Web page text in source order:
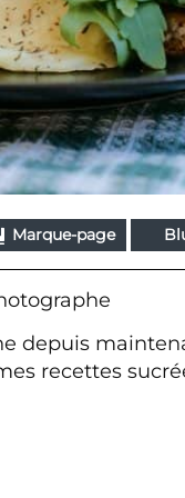
Marque-page
depuis
recettes